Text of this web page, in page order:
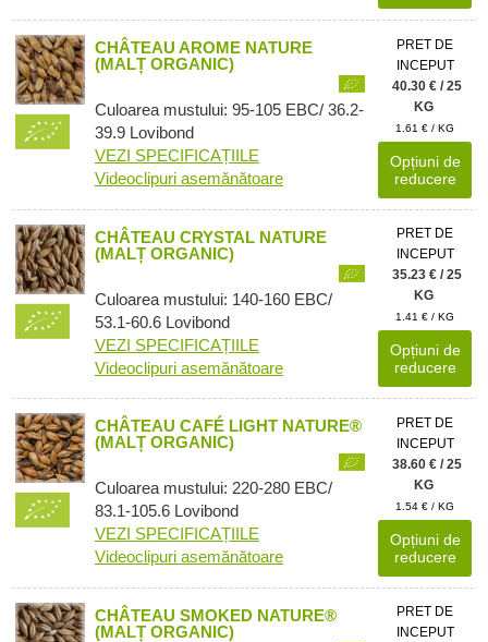
CHÂTEAU AROME NATURE
(MALȚ ORGANIC)
Culoarea mustului: 95-105 EBC/ 36.2-
39.9 Lovibond
VEZI SPECIFICAȚIILE
Videoclipuri asemănătoare
PRET DE
INCEPUT
40.30 € / 25
KG
1.61 € / KG
Opțiuni de
reducere
CHÂTEAU CRYSTAL NATURE
(MALȚ ORGANIC)
Culoarea mustului: 140-160 EBC/
53.1-60.6 Lovibond
VEZI SPECIFICAȚIILE
Videoclipuri asemănătoare
PRET DE
INCEPUT
35.23 € / 25
KG
1.41 € / KG
Opțiuni de
reducere
CHÂTEAU CAFÉ LIGHT NATURE®
(MALȚ ORGANIC)
Culoarea mustului: 220-280 EBC/
83.1-105.6 Lovibond
VEZI SPECIFICAȚIILE
Videoclipuri asemănătoare
PRET DE
INCEPUT
38.60 € / 25
KG
1.54 € / KG
Opțiuni de
reducere
CHÂTEAU SMOKED NATURE®
(MALȚ ORGANIC)
PRET DE
INCEPUT